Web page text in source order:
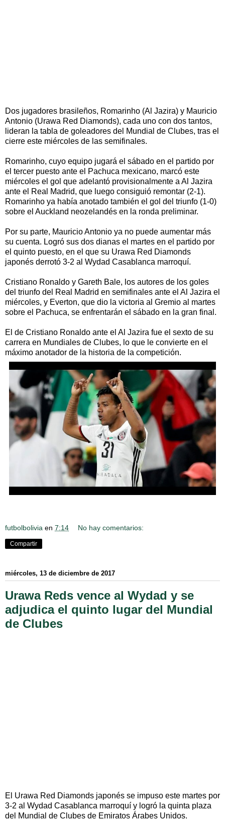
Dos jugadores brasileños, Romarinho (Al Jazira) y Mauricio
Antonio (Urawa Red Diamonds), cada uno con dos tantos,
lideran la tabla de goleadores del Mundial de Clubes, tras el
cierre este miércoles de las semifinales.
Romarinho, cuyo equipo jugará el sábado en el partido por
el tercer puesto ante el Pachuca mexicano, marcó este
miércoles el gol que adelantó provisionalmente a Al Jazira
ante el Real Madrid, que luego consiguió remontar (2-1).
Romarinho ya había anotado también el gol del triunfo (1-0)
sobre el Auckland neozelandés en la ronda preliminar.
Por su parte, Mauricio Antonio ya no puede aumentar más
su cuenta. Logró sus dos dianas el martes en el partido por
el quinto puesto, en el que su Urawa Red Diamonds
japonés derrotó 3-2 al Wydad Casablanca marroquí.
Cristiano Ronaldo y Gareth Bale, los autores de los goles
del triunfo del Real Madrid en semifinales ante el Al Jazira el
miércoles, y Everton, que dio la victoria al Gremio al martes
sobre el Pachuca, se enfrentarán el sábado en la gran final.
El de Cristiano Ronaldo ante el Al Jazira fue el sexto de su
carrera en Mundiales de Clubes, lo que le convierte en el
máximo anotador de la historia de la competición.
futbolbolivia en 7:14 No hay comentarios:
Compartir
miércoles, 13 de diciembre de 2017
Urawa Reds vence al Wydad y se
adjudica el quinto lugar del Mundial
de Clubes
El Urawa Red Diamonds japonés se impuso este martes por
3-2 al Wydad Casablanca marroquí y logró la quinta plaza
del Mundial de Clubes de Emiratos Árabes Unidos.